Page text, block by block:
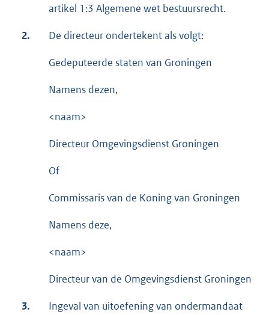
artikel 1:3 Algemene wet bestuursrecht.
2. De directeur ondertekent als volgt:
Gedeputeerde staten van Groningen
Namens dezen,
<naam>
Directeur Omgevingsdienst Groningen
Of
Commissaris van de Koning van Groningen
Namens deze,
<naam>
Directeur van de Omgevingsdienst Groningen
3.
Ingeval van uitoefening van ondermandaat